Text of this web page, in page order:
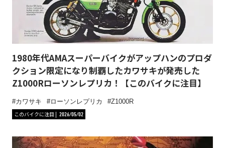
1980年代AMAスーパーバイクがアップハンのプロダ
クション限定になり制覇したカワサキが発売した
Z1000Rローソンレプリカ！【このバイクに注目】
カワサキ ローソンレプリカ
Z1000R
このバイクに注目
2026/05/02